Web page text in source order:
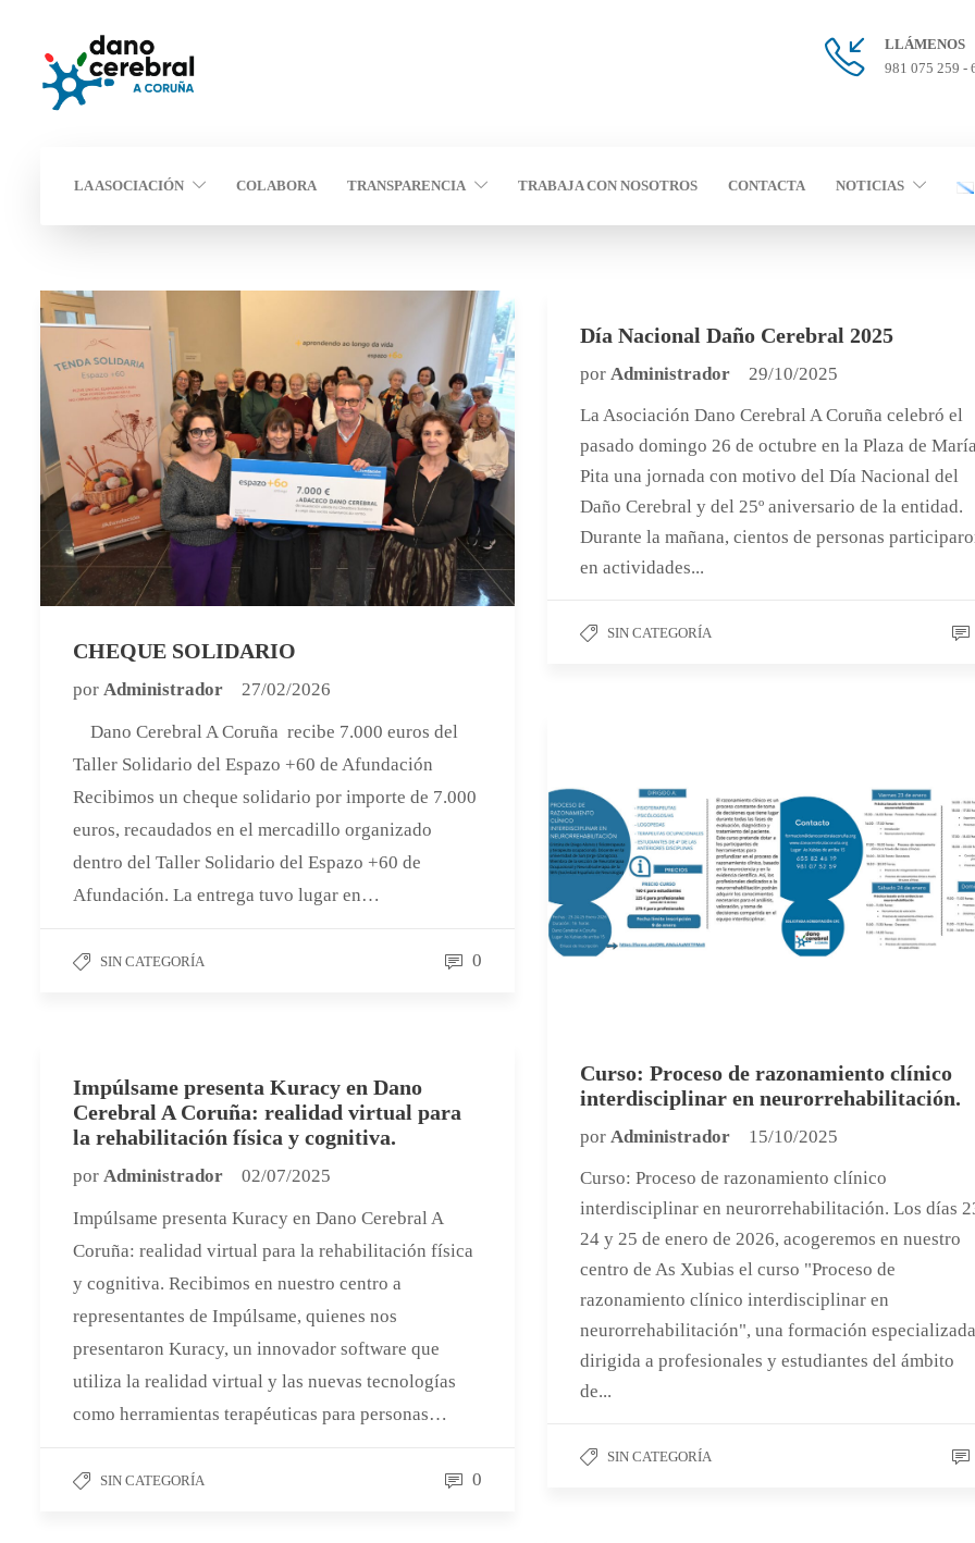
LLÁMENOS
981 075 259 -
LA ASOCIACIÓN COLABORA TRANSPARENCIA TRABAJA CON NOSOTROS CONTACTA NOTICIAS
CHEQUE SOLIDARIO
por Administrador 27/02/2026
Dano Cerebral A Coruña recibe 7.000 euros del
Taller Solidario del Espazo +60 de Afundación
Recibimos un cheque solidario por importe de 7.000
euros, recaudados en el mercadillo organizado
dentro del Taller Solidario del Espazo +60 de
Afundación. La entrega tuvo lugar en…
SIN CATEGORÍA 0
Día Nacional Daño Cerebral 2025
por Administrador
29/10/2025
La Asociación Dano Cerebral A Coruña celebró el
pasado domingo 26 de octubre en la Plaza de
Pita una jornada con motivo del Día Nacional del
Daño Cerebral y del 25º aniversario de la entidad.
Durante la mañana, cientos de personas
en actividades...
SIN CATEGORÍA
Curso: Proceso de razonamiento clínico
interdisciplinar en neurorrehabilitación.
por Administrador
15/10/2025
Curso: Proceso de razonamiento clínico
interdisciplinar en neurorrehabilitación. Los días
24 y 25 de enero de 2026, acogeremos en nuestro
centro de As Xubias el curso "Proceso de
razonamiento clínico interdisciplinar en
neurorrehabilitación", una formación especializada
dirigida a profesionales y estudiantes del ámbito
de...
SIN CATEGORÍA
Impúlsame presenta Kuracy en Dano
Cerebral A Coruña: realidad virtual para
la rehabilitación física y cognitiva.
por Administrador 02/07/2025
Impúlsame presenta Kuracy en Dano Cerebral A
Coruña: realidad virtual para la rehabilitación física
y cognitiva. Recibimos en nuestro centro a
representantes de Impúlsame, quienes nos
presentaron Kuracy, un innovador software que
utiliza la realidad virtual y las nuevas tecnologías
como herramientas terapéuticas para personas…
SIN CATEGORÍA 0